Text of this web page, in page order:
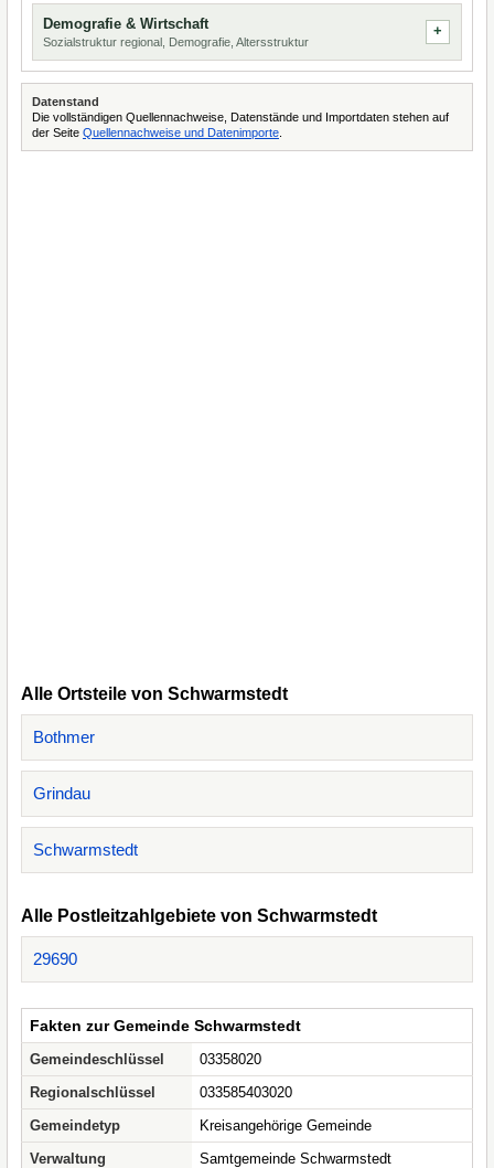
Demografie & Wirtschaft
Sozialstruktur regional, Demografie, Altersstruktur
Datenstand
Die vollständigen Quellennachweise, Datenstände und Importdaten stehen auf
der Seite Quellennachweise und Datenimporte
Alle Ortsteile von Schwarmstedt
Bothmer
Grindau
Schwarmstedt
Alle Postleitzahlgebiete von Schwarmstedt
29690
Fakten zur Gemeinde Schwarmstedt
Gemeindeschlüssel
03358020
Regionalschlüssel
033585403020
Gemeindetyp
Kreisangehörige Gemeinde
Verwaltung
Samtgemeinde Schwarmstedt